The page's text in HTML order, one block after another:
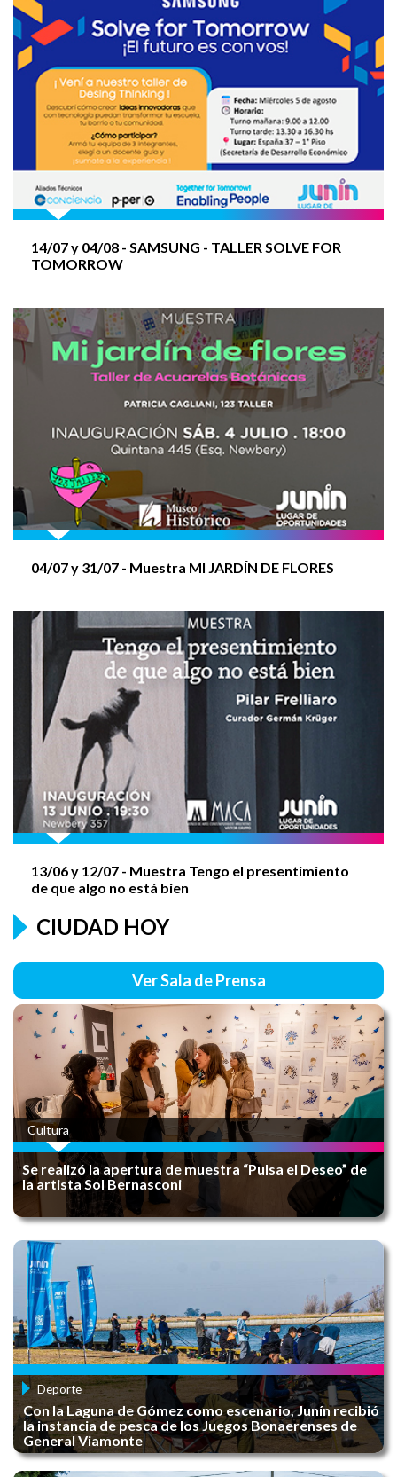
Muestra MI JARDÍN DE FLORES
Muestra Tengo el presentimiento de que algo no
está bien
UN PATIO DE ARTISTAS
CRUCE 400M - PROMOCIONAL (Niños/s y
Adolescentes)
CRUCE 2.500 M
COLONIA PCD
RENOVÁ TU CARNET de Manipulación de
JORNADA RCP
AGUSTÍN ROCA - 138 AÑOS
FIESTA DE LA INDEPENDENCIA
Convocatoria - XXI FERIA DEL LIBRO JUNÍN
2025
HUERTA EN CASA
Escuela Emprendedora
14/07 y 04/08 - SAMSUNG - TALLER SOLVE FOR
TOMORROW
04/07 y 31/07 - Muestra MI JARDÍN DE FLORES
13/06 y 12/07 - Muestra Tengo el presentimiento
de que algo no está bien
CIUDAD HOY
Ver Sala de Prensa
Cultura
Se realizó la apertura de muestra “Pulsa el Deseo” de
la artista Sol Bernasconi
Deporte
Con la Laguna de Gómez como escenario, Junín recibió
la instancia de pesca de los Juegos Bonaerenses de
General Viamonte